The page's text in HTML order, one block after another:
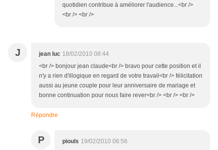
quotidien contribue à améliorer l'audience...<br />
<br /> <br />
J jean luc 18/02/2010 08:44
<br /> bonjour jean claude<br /> bravo pour cette position et il
n'y a rien d'illogique en regard de votre travail<br /> félicitation
aussi au jeune couple pour leur anniversaire de mariage et
bonne continuation pour nous faire rever<br /> <br /> <br />
Répondre
P piouls 19/02/2010 06:56